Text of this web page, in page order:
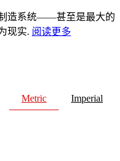
造系统——甚至是最大的
现实. 阅读更多
Metric Imperial